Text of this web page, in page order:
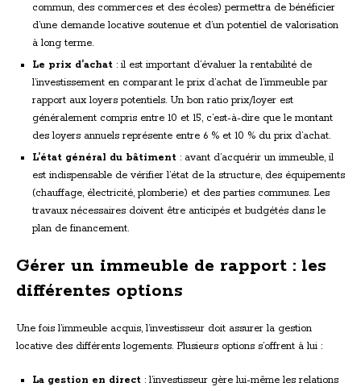
commun, des commerces et des écoles) permettra de bénéficier
d’une demande locative soutenue et d’un potentiel de valorisation
à long terme.
Le prix d’achat : il est important d’évaluer la rentabilité de
l’investissement en comparant le prix d’achat de l’immeuble par
rapport aux loyers potentiels. Un bon ratio prix/loyer est
généralement compris entre 10 et 15, c’est-à-dire que le montant
des loyers annuels représente entre 6 % et 10 % du prix d’achat.
L’état général du bâtiment : avant d’acquérir un immeuble, il
est indispensable de vérifier l’état de la structure, des équipements
(chauffage, électricité, plomberie) et des parties communes. Les
travaux nécessaires doivent être anticipés et budgétés dans le
plan de financement.
Gérer un immeuble de rapport : les
différentes options
Une fois l’immeuble acquis, l’investisseur doit assurer la gestion
locative des différents logements. Plusieurs options s’offrent à lui :
La gestion en direct : l’investisseur gère lui-même les relations